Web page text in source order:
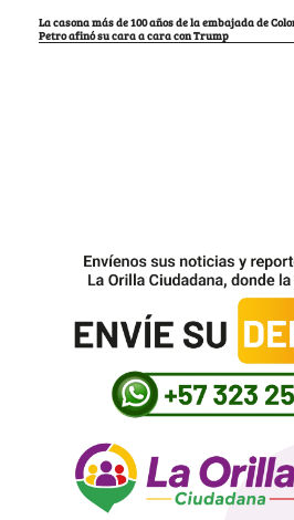
La casona más de 100 años de la embajada de
Petro afinó su cara a cara con Trump